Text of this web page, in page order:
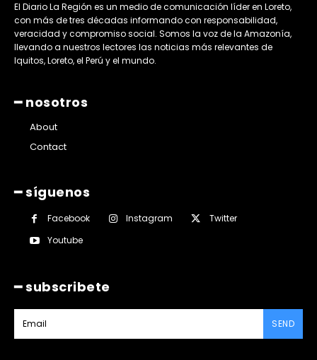
El Diario La Región es un medio de comunicación líder en Loreto,
con más de tres décadas informando con responsabilidad,
veracidad y compromiso social. Somos la voz de la Amazonía,
llevando a nuestros lectores las noticias más relevantes de
Iquitos, Loreto, el Perú y el mundo.
━ nosotros
About
Contact
━ síguenos
Facebook Instagram
Twitter
Youtube
━ subscribete
SEND